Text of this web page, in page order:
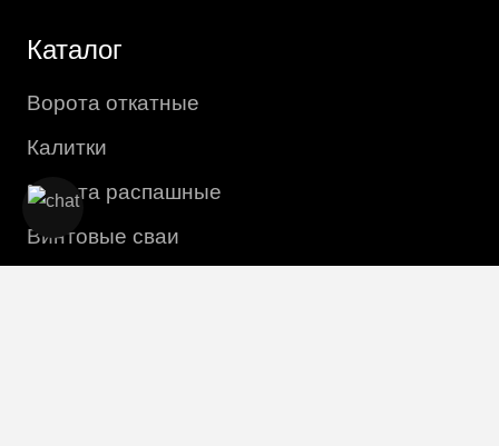
Каталог
Ворота откатные
Калитки
Ворота распашные
Винтовые сваи